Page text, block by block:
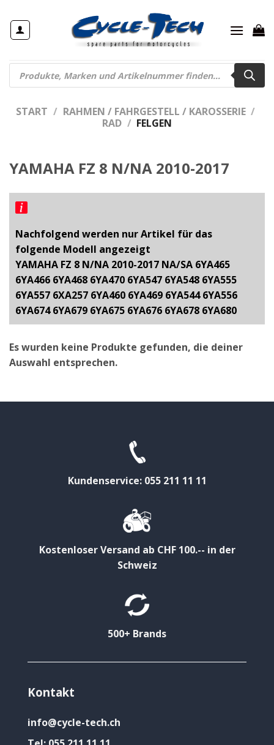
Inhalt
springen
Products
search
START / RAHMEN / FAHRGESTELL / KAROSSERIE /
RAD / FELGEN
YAMAHA FZ 8 N/NA 2010-2017
Nachfolgend werden nur Artikel für das
folgende Modell angezeigt
YAMAHA FZ 8 N/NA 2010-2017 NA/SA 6YA465
6YA466 6YA468 6YA470 6YA547 6YA548 6YA555
6YA557 6XA257 6YA460 6YA469 6YA544 6YA556
6YA674 6YA679 6YA675 6YA676 6YA678 6YA680
Es wurden keine Produkte gefunden, die deiner
Auswahl entsprechen.
Kundenservice: 055 211 11 11
Kostenloser Versand ab CHF 100.-- in der
Schweiz
500+ Brands
Kontakt
info@cycle-tech.ch